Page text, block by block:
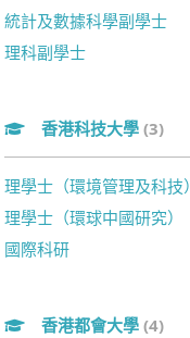
統計及數據科學副學士
理科副學士
香港科技大學 (3)
理學士（環境管理及科技）
理學士（環球中國研究）
國際科研
香港都會大學 (4)